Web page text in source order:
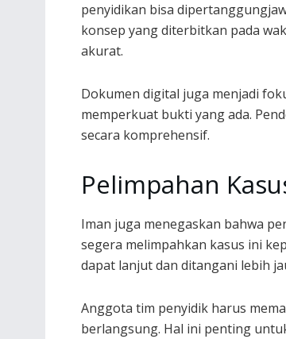
penyidikan bisa
konsep yang diterbitkan pada
akurat.
Dokumen digital juga menjadi
memperkuat bukti yang ada.
secara komprehensif.
Pelimpahan
Iman juga menegaskan bahwa
segera melimpahkan kasus ini
dapat lanjut dan ditangani lebih
Anggota tim penyidik harus
berlangsung. Hal ini penting